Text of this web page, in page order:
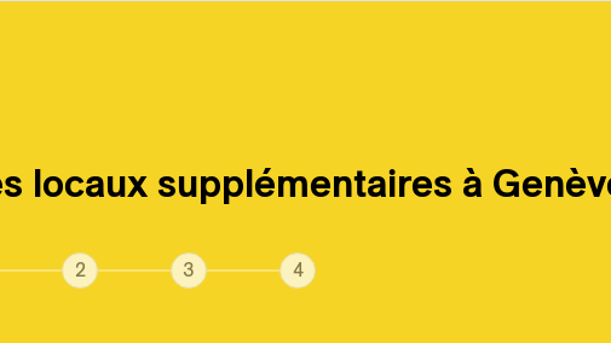
locaux supplémentaires à
Emménagement Facturation